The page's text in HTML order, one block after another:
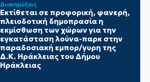
Διακηρύξεις
Εκτίθεται σε προφορική, φανερή,
πλειοδοτική δημοπρασία η
εκμίσθωση των χώρων για την
εγκατάσταση λούνα-παρκ στην
παραδοσιακή εμπορ/γυρη της
Δ.Κ. Ηράκλειας του Δήμου
Ηράκλειας